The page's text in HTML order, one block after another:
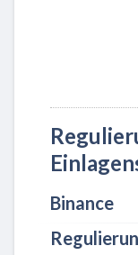
Binance